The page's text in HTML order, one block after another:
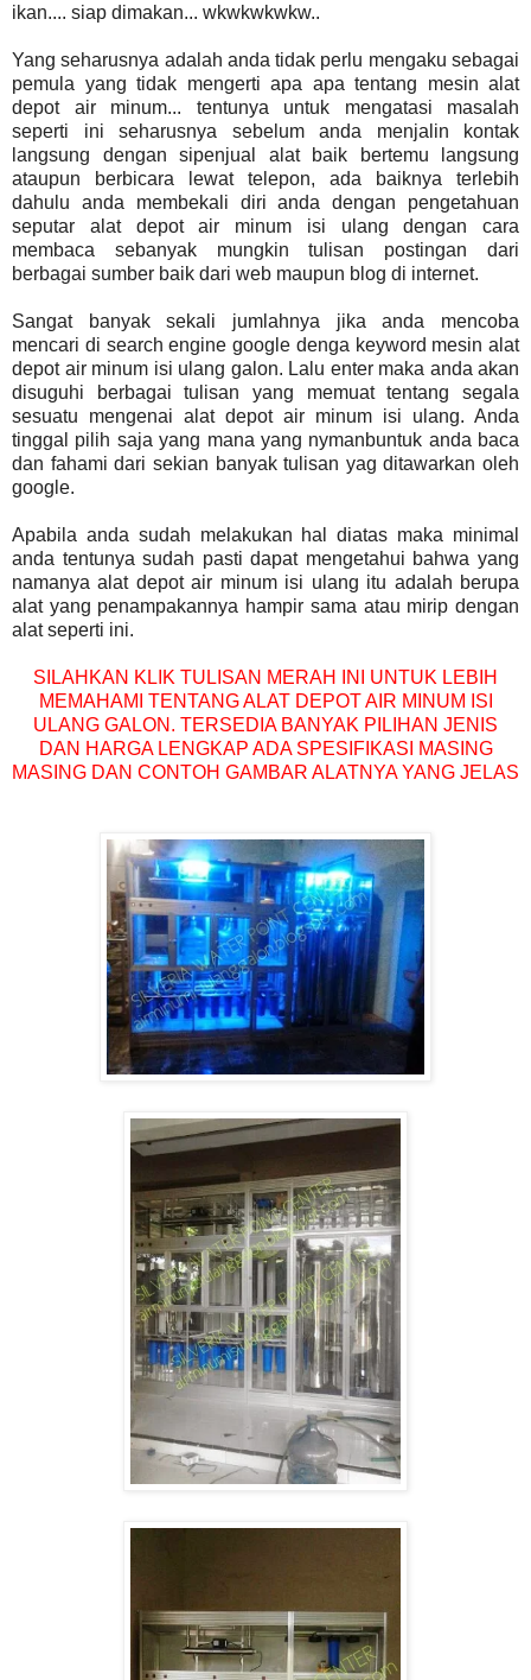
ikan.... siap dimakan... wkwkwkwkw..
Yang seharusnya adalah anda tidak perlu mengaku sebagai
pemula yang tidak mengerti apa apa tentang mesin alat
depot air minum... tentunya untuk mengatasi masalah
seperti ini seharusnya sebelum anda menjalin kontak
langsung dengan sipenjual alat baik bertemu langsung
ataupun berbicara lewat telepon, ada baiknya terlebih
dahulu anda membekali diri anda dengan pengetahuan
seputar alat depot air minum isi ulang dengan cara
membaca sebanyak mungkin tulisan postingan dari
berbagai sumber baik dari web maupun blog di internet.
Sangat banyak sekali jumlahnya jika anda mencoba
mencari di search engine google denga keyword mesin alat
depot air minum isi ulang galon. Lalu enter maka anda akan
disuguhi berbagai tulisan yang memuat tentang segala
sesuatu mengenai alat depot air minum isi ulang. Anda
tinggal pilih saja yang mana yang nymanbuntuk anda baca
dan fahami dari sekian banyak tulisan yag ditawarkan oleh
google.
Apabila anda sudah melakukan hal diatas maka minimal
anda tentunya sudah pasti dapat mengetahui bahwa yang
namanya alat depot air minum isi ulang itu adalah berupa
alat yang penampakannya hampir sama atau mirip dengan
alat seperti ini.
SILAHKAN KLIK TULISAN MERAH INI UNTUK LEBIH
MEMAHAMI TENTANG ALAT DEPOT AIR MINUM ISI
ULANG GALON. TERSEDIA BANYAK PILIHAN JENIS
DAN HARGA LENGKAP ADA SPESIFIKASI MASING
MASING DAN CONTOH GAMBAR ALATNYA YANG JELAS